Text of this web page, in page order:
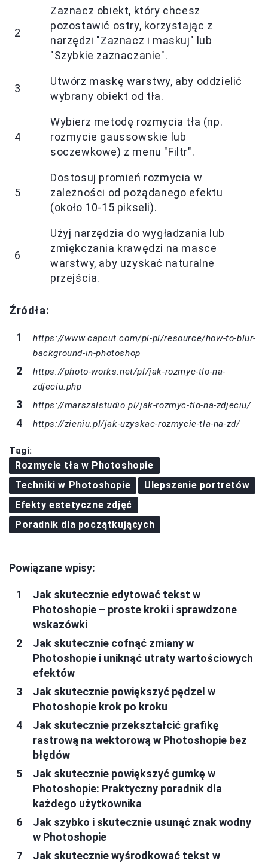
2
Zaznacz obiekt, który chcesz
pozostawić ostry, korzystając z
narzędzi "Zaznacz i maskuj" lub
"Szybkie zaznaczanie".
3
Utwórz maskę warstwy, aby oddzielić
wybrany obiekt od tła.
4
Wybierz metodę rozmycia tła (np.
rozmycie gaussowskie lub
soczewkowe) z menu "Filtr".
5
Dostosuj promień rozmycia w
zależności od pożądanego efektu
(około 10-15 pikseli).
6
Użyj narzędzia do wygładzania lub
zmiękczania krawędzi na masce
warstwy, aby uzyskać naturalne
przejścia.
Źródła:
https://www.capcut.com/pl-pl/resource/how-to-blur-
background-in-photoshop
https://photo-works.net/pl/jak-rozmyc-tlo-na-
zdjeciu.php
https://marszalstudio.pl/jak-rozmyc-tlo-na-zdjeciu/
https://zieniu.pl/jak-uzyskac-rozmycie-tla-na-zd/
Tagi:
Rozmycie tła w Photoshopie
Techniki w Photoshopie
Ulepszanie portretów
Efekty estetyczne zdjęć
Poradnik dla początkujących
Powiązane wpisy:
Jak skutecznie edytować tekst w
Photoshopie – proste kroki i sprawdzone
wskazówki
Jak skutecznie cofnąć zmiany w
Photoshopie i uniknąć utraty wartościowych
efektów
Jak skutecznie powiększyć pędzel w
Photoshopie krok po kroku
Jak skutecznie przekształcić grafikę
rastrową na wektorową w Photoshopie bez
błędów
Jak skutecznie powiększyć gumkę w
Photoshopie: Praktyczny poradnik dla
każdego użytkownika
Jak szybko i skutecznie usunąć znak wodny
w Photoshopie
Jak skutecznie wyśrodkować tekst w